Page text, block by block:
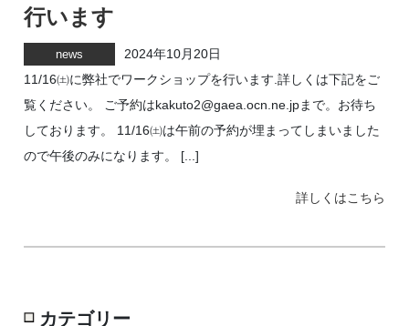
行います
news
2024年10月20日
11/16㈯に弊社でワークショップを行います.詳しくは下記をご
覧ください。 ご予約はkakuto2@gaea.ocn.ne.jpまで。お待ち
しております。 11/16㈯は午前の予約が埋まってしまいました
ので午後のみになります。 [...]
詳しくはこちら
カテゴリー